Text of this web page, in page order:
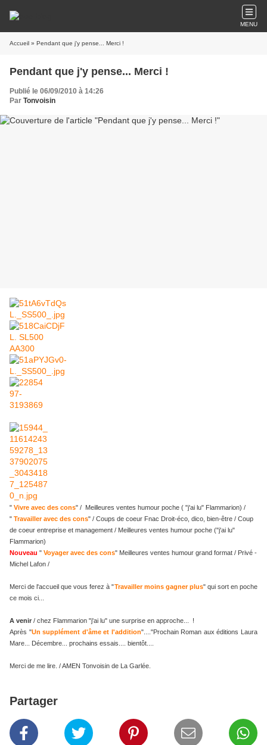
MENU
Accueil » Pendant que j'y pense... Merci !
Pendant que j'y pense... Merci !
Publié le 06/09/2010 à 14:26
Par Tonvoisin
" Vivre avec des cons" / Meilleures ventes humour poche ( "j'ai lu" Flammarion) /
" Travailler avec des cons" / Coups de coeur Fnac Droit-éco, dico, bien-être / Coup
de coeur entreprise et management / Meilleures ventes humour poche ("j'ai lu"
Flammarion)
Nouveau " Voyager avec des cons" Meilleures ventes humour grand format / Privé -
Michel Lafon /
Merci de l'accueil que vous ferez à "Travailler moins gagner plus" qui sort en poche
ce mois ci...
A venir / chez Flammarion "j'ai lu" une surprise en approche... !
Après "Un supplément d'âme et l'addition"...."Prochain Roman aux éditions Laura
Mare... Décembre... prochains essais.... bientôt....
Merci de me lire. / AMEN Tonvoisin de La Garlée.
Partager